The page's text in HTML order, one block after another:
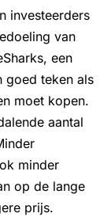
investeerders
van
een
goed teken als
moet kopen.
aantal
minder
op de lange
prijs.